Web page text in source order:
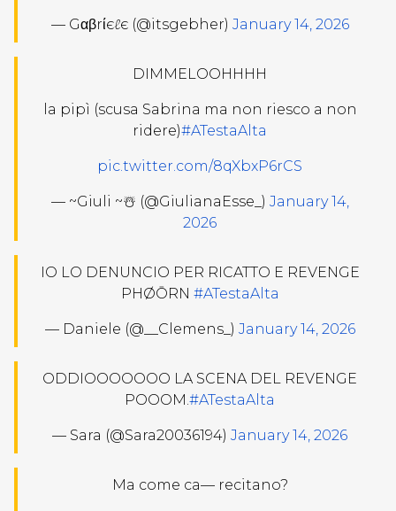
— Gαβrίєℓє (@itsgebher) January 14, 2026
DIMMELOOHHHH
la pipì (scusa Sabrina ma non riesco a non
ridere)#ATestaAlta
pic.twitter.com/8qXbxP6rCS
— ~Giuli ~☃️ (@GiulianaEsse_) January 14,
2026
IO LO DENUNCIO PER RICATTO E REVENGE
PHØŌRN #ATestaAlta
— Daniele (@__Clemens_) January 14, 2026
ODDIOOOOOOO LA SCENA DEL REVENGE
POOOM.#ATestaAlta
— Sara (@Sara20036194) January 14, 2026
Ma come ca— recitano?